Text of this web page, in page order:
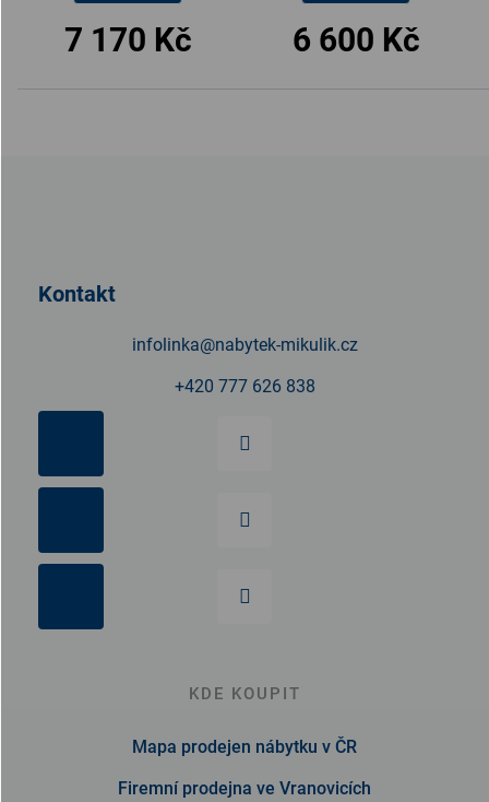
7 170 Kč 6 600 Kč
Kontakt
infolinka@nabytek-mikulik.cz
+420 777 626 838
KDE KOUPIT
Mapa prodejen nábytku v ČR
Firemní prodejna ve Vranovicích